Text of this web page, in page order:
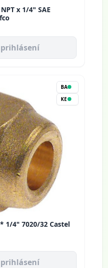
x 1/4" SAE
BA
KE
1/4" 7020/32 Castel